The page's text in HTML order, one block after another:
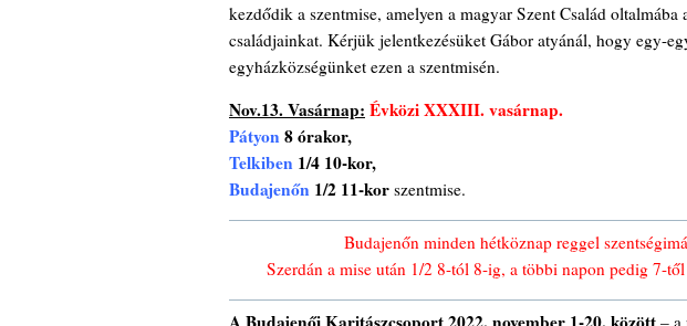
kezdődik a szentmise, amelyen a magyar Szent Család
családjainkat. Kérjük jelentkezésüket Gábor atyánál, hogy egy-
egyházközségünket ezen a szentmisén.
Nov.13. Vasárnap: Évközi XXXIII. vasárnap.
Pátyon8 órakor,
Telkiben 1/4 10-kor,
Budajenőn 1/2 11-kor szentmise.
Budajenőn minden hétköznap reggel
Szerdán a mise után 1/2 8-tól 8-ig, a többi napon pedig 7-